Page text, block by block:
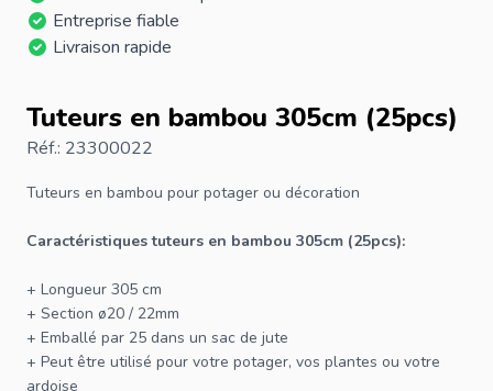
Entreprise fiable
Livraison rapide
Tuteurs en bambou 305cm (25pcs)
Réf.: 23300022
Tuteurs en bambou pour potager ou décoration
Caractéristiques tuteurs en bambou 305cm (25pcs):
+ Longueur 305 cm
+ Section ø20 / 22mm
+ Emballé par 25 dans un sac de jute
+ Peut être utilisé pour votre potager, vos plantes ou votre
ardoise